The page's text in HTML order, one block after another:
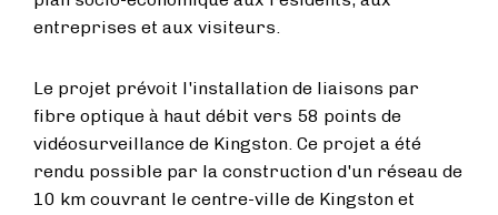
entreprises et aux visiteurs.
Le projet prévoit l'installation de liaisons par
fibre optique à haut débit vers 58 points de
vidéosurveillance de Kingston. Ce projet a été
rendu possible par la construction d'un réseau de
10 km couvrant le centre-ville de Kingston et